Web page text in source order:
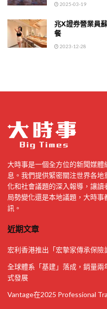
2025-03-19
兆X證券營業員
餐
2023-12-28
大時事是一個全方位的新聞媒
息。我們提供緊密關注世界各
化和社會議題的深入報導，讓
局勢變化還是本地議題，大時
訊。
近期文章
宏利香港推出「宏摯家傳承保險
全球體系「基建」落成，銷量
式發展
Vantage在2025 Professional